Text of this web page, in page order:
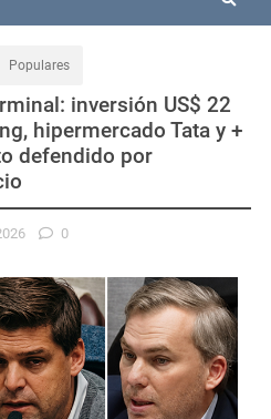
Populares
inversión US$ 22
hipermercado Tata y +
defendido por
0